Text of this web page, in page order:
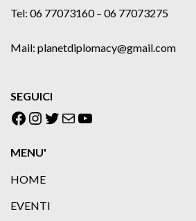
Tel: 06 77073160 – 06 77073275
Mail: planetdiplomacy@gmail.com
SEGUICI
Facebook
Instagram
Twitter
EmailYouTube
MENU'
HOME
EVENTI